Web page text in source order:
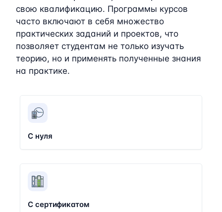
свою квалификацию. Программы курсов
часто включают в себя множество
практических заданий и проектов, что
позволяет студентам не только изучать
теорию, но и применять полученные знания
на практике.
С нуля
С сертификатом